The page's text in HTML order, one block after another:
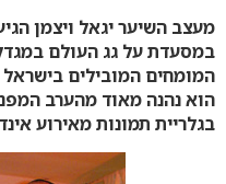
מעצב השיער יגאל ויצמן
במסעדת על גג העולם
המומחים המובילים
הוא נהנה מאוד מהערב
בגלריית תמונות מאירוע